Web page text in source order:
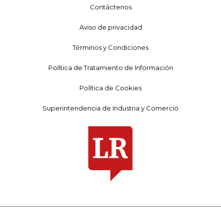
Contáctenos
Aviso de privacidad
Términos y Condiciones
Política de Tratamiento de Información
Política de Cookies
Superintendencia de Industria y Comercio